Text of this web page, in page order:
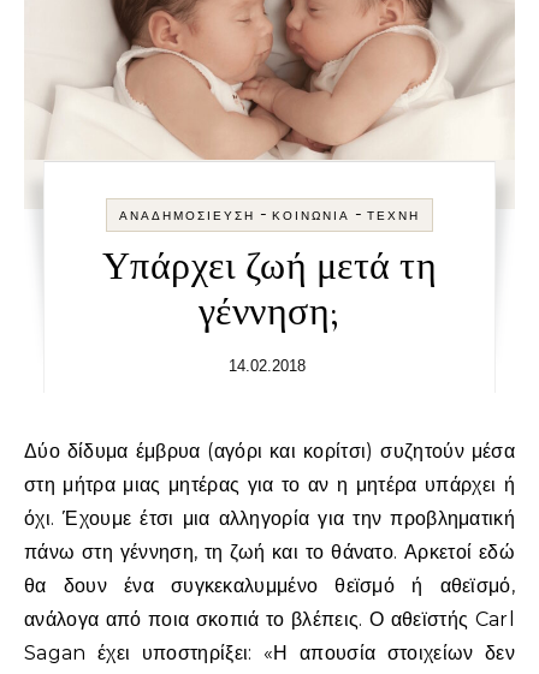
ΑΝΑΔΗΜΟΣΊΕΥΣΗ - ΚΟΙΝΩΝΊΑ - ΤΈΧΝΗ
Υπάρχει ζωή μετά τη
γέννηση;
14.02.2018
Δύο δίδυμα έμβρυα (αγόρι και κορίτσι) συζητούν μέσα
στη μήτρα μιας μητέρας για το αν η μητέρα υπάρχει ή
όχι. Έχουμε έτσι μια αλληγορία για την προβληματική
πάνω στη γέννηση, τη ζωή και το θάνατο. Αρκετοί εδώ
θα δουν ένα συγκεκαλυμμένο θεϊσμό ή αθεϊσμό,
ανάλογα από ποια σκοπιά το βλέπεις. Ο αθεϊστής Carl
Sagan έχει υποστηρίξει: «Η απουσία στοιχείων δεν